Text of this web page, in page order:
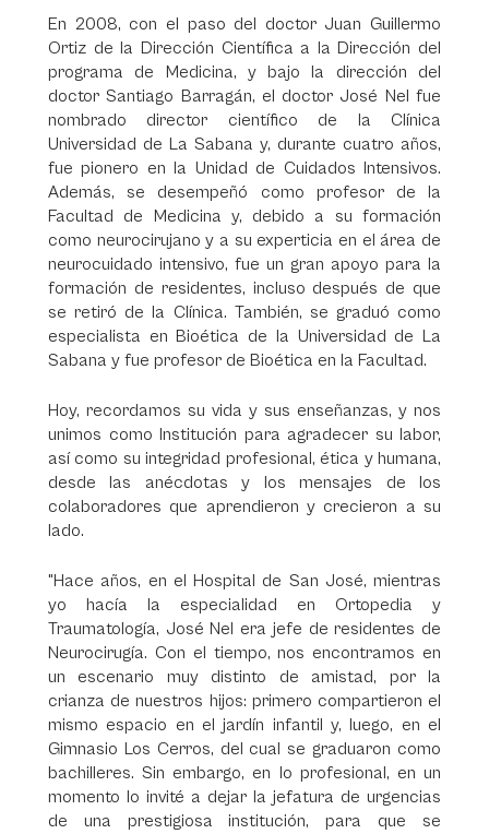
En 2008, con el paso del doctor Juan Guillermo
Ortiz de la Dirección Científica a la Dirección del
programa de Medicina, y bajo la dirección del
doctor Santiago Barragán, el doctor José Nel fue
nombrado director científico de la Clínica
Universidad de La Sabana y, durante cuatro años,
fue pionero en la Unidad de Cuidados Intensivos.
Además, se desempeñó como profesor de la
Facultad de Medicina y, debido a su formación
como neurocirujano y a su experticia en el área de
neurocuidado intensivo, fue un gran apoyo para la
formación de residentes, incluso después de que
se retiró de la Clínica. También, se graduó como
especialista en Bioética de la Universidad de La
Sabana y fue profesor de Bioética en la Facultad.
Hoy, recordamos su vida y sus enseñanzas, y nos
unimos como Institución para agradecer su labor,
así como su integridad profesional, ética y humana,
desde las anécdotas y los mensajes de los
colaboradores que aprendieron y crecieron a su
lado.
"Hace años, en el Hospital de San José, mientras
yo hacía la especialidad en Ortopedia y
Traumatología, José Nel era jefe de residentes de
Neurocirugía. Con el tiempo, nos encontramos en
un escenario muy distinto de amistad, por la
crianza de nuestros hijos: primero compartieron el
mismo espacio en el jardín infantil y, luego, en el
Gimnasio Los Cerros, del cual se graduaron como
bachilleres. Sin embargo, en lo profesional, en un
momento lo invité a dejar la jefatura de urgencias
de una prestigiosa institución, para que se